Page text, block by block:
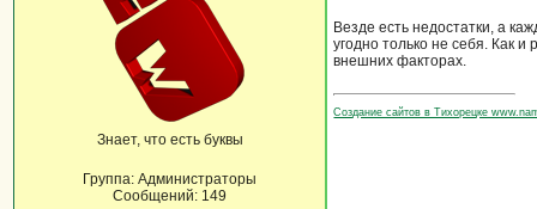
Знает, что есть буквы
Группа: Администраторы
Сообщений: 149
Везде есть недостатки, а
угодно только не себя. Как и
внешних факторах.
Создание сайтов в Тихорецке